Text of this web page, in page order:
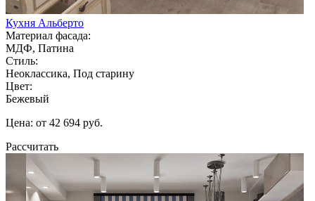
Кухня Альберто
Материал фасада:
МДФ, Патина
Стиль:
Неоклассика, Под старину
Цвет:
Бежевый
Цена: от 42 694 руб.
Рассчитать